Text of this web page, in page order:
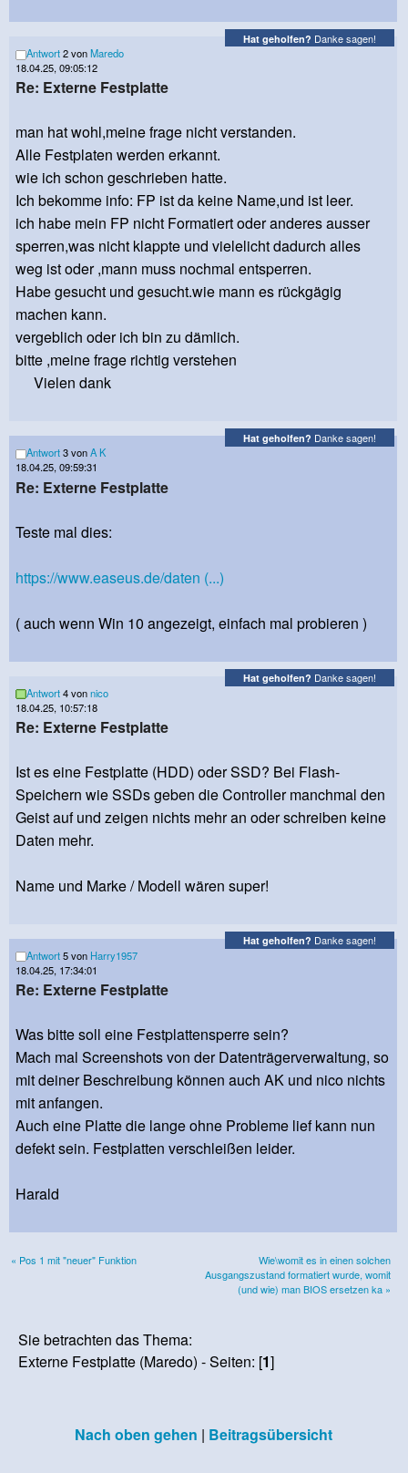
Hat geholfen? Danke sagen!
Antwort2 vonMaredo
18.04.25, 09:05:12
Re: Externe Festplatte
man hat wohl,meine frage nicht verstanden.
Alle Festplaten werden erkannt.
wie ich schon geschrieben hatte.
Ich bekomme info: FP ist da keine Name,und ist leer.
ich habe mein FP nicht Formatiert oder anderes ausser
sperren,was nicht klappte und vielelicht dadurch alles
weg ist oder ,mann muss nochmal entsperren.
Habe gesucht und gesucht.wie mann es rückgägig
machen kann.
vergeblich oder ich bin zu dämlich.
bitte ,meine frage richtig verstehen
Vielen dank
Hat geholfen? Danke sagen!
Antwort3 vonA K
18.04.25, 09:59:31
Re: Externe Festplatte
Teste mal dies:
https://www.easeus.de/daten (...)
( auch wenn Win 10 angezeigt, einfach mal probieren )
Hat geholfen? Danke sagen!
Antwort4 vonnico
18.04.25, 10:57:18
Re: Externe Festplatte
Ist es eine Festplatte (HDD) oder SSD? Bei Flash-
Speichern wie SSDs geben die Controller manchmal den
Geist auf und zeigen nichts mehr an oder schreiben keine
Daten mehr.
Name und Marke / Modell wären super!
Hat geholfen? Danke sagen!
Antwort5 von Harry1957
18.04.25, 17:34:01
Re: Externe Festplatte
Was bitte soll eine Festplattensperre sein?
Mach mal Screenshots von der Datenträgerverwaltung, so
mit deiner Beschreibung können auch AK und nico nichts
mit anfangen.
Auch eine Platte die lange ohne Probleme lief kann nun
defekt sein. Festplatten verschleißen leider.
Harald
« Pos 1 mit "neuer" Funktion
Wie\womit es in einen solchen
Ausgangszustand formatiert wurde, womit
(und wie) man BIOS ersetzen ka »
Sie betrachten das Thema:
Externe Festplatte (Maredo) - Seiten: [1]
Nach oben gehen | Beitragsübersicht